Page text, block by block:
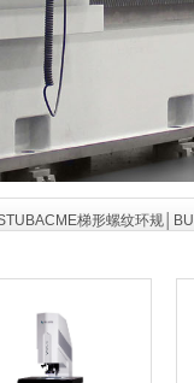
梯形螺纹环规